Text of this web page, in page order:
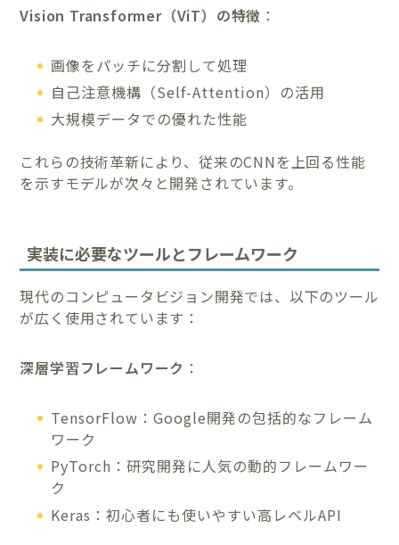
Vision Transformer（ViT）の特徴 ：
画像をパッチに分割して処理
自己注意機構（Self-Attention）の活用
大規模データでの優れた性能
これらの技術革新により、従来のCNNを上回る性能
を示すモデルが次々と開発されています。
実装に必要なツールとフレームワーク
現代のコンピュータビジョン開発では、以下のツール
が広く使用されています：
深層学習フレームワーク ：
TensorFlow：Google開発の包括的なフレーム
ワーク
PyTorch：研究開発に人気の動的フレームワー
ク
Keras：初心者にも使いやすい高レベルAPI